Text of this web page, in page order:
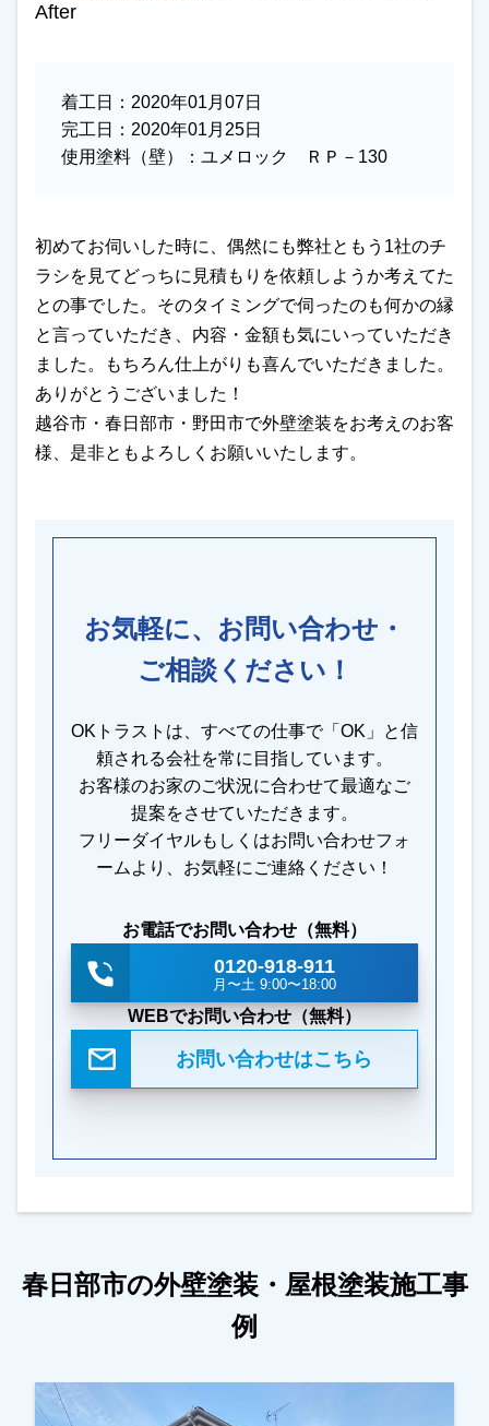
After
着工日： 2020年01月07日
完工日： 2020年01月25日
使用塗料（壁）： ユメロック ＲＰ－130
初めてお伺いした時に、偶然にも弊社ともう1社のチ
ラシを見てどっちに見積もりを依頼しようか考えてた
との事でした。そのタイミングで伺ったのも何かの縁
と言っていただき、内容・金額も気にいっていただき
ました。もちろん仕上がりも喜んでいただきました。
ありがとうございました！
越谷市・春日部市・野田市で外壁塗装をお考えのお客
様、是非ともよろしくお願いいたします。
お気軽に、お問い合わせ・
ご相談ください！
OKトラストは、すべての仕事で「OK」と信
頼される会社を常に目指しています。
お客様のお家のご状況に合わせて最適なご
提案をさせていただきます。
フリーダイヤルもしくはお問い合わせフォ
ームより、お気軽にご連絡ください！
お電話でお問い合わせ（無料）
0120-918-911
月〜土 9:00〜18:00
WEBでお問い合わせ（無料）
お問い合わせはこちら
春日部市の外壁塗装・屋根塗装施工事
例